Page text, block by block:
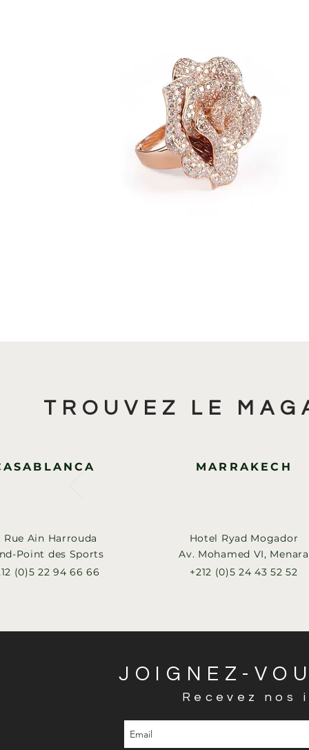
JOIGNEZ-
Recevez nos
TROUVEZ LE
Rue Ain Harrouda
Point des Sports
(0)5 22 94 66 66
MARRAKECH
Hotel Ryad Mogador
Av. Mohamed VI, Menara
+212 (0)5 24 43 52 52